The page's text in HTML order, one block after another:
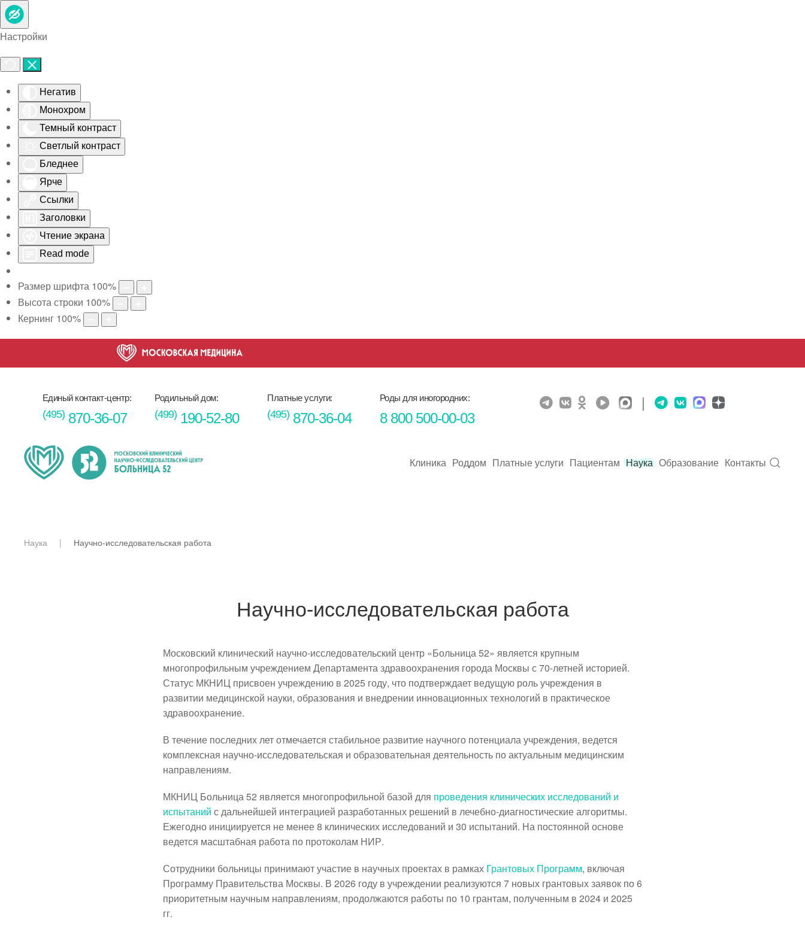
Настройки
Негатив
Монохром
Темный контраст
Светлый контраст
Бледнее
Ярче
Ссылки
Заголовки
Чтение экрана
Read mode
Размер шрифта 100%
Высота строки 100%
Кернинг 100%
Skip to main content
Единый контакт-центр:
(495)870-36-07
Родильный дом:
(499) 190-52-80
Платные услуги:
(495) 870-36-04
Роды для иногородних:
8 800 500-00-03
|
Клиника Роддом Платные услуги Пациентам Наука Образование Контакты
Наука Научно-исследовательская работа
Научно-исследовательская работа
Московский клинический научно-исследовательский центр «Больница 52» является крупным
многопрофильным учреждением Департамента здравоохранения города Москвы с 70-летней историей.
Статус МКНИЦ присвоен учреждению в 2025 году, что подтверждает ведущую роль учреждения в
развитии медицинской науки, образования и внедрении инновационных технологий в практическое
здравоохранение.
В течение последних лет отмечается стабильное развитие научного потенциала учреждения, ведется
комплексная научно-исследовательская и образовательная деятельность по актуальным медицинским
направлениям.
МКНИЦ Больница 52 является многопрофильной базой для проведения клинических исследований и
испытаний с дальнейшей интеграцией разработанных решений в лечебно-диагностические алгоритмы.
Ежегодно инициируется не менее 8 клинических исследований и 30 испытаний. На постоянной основе
ведется масштабная работа по протоколам НИР.
Сотрудники больницы принимаютучастие в научных проектах в рамках Грантовых Программ, включая
Программу Правительства Москвы. В 2026 году в учреждении реализуются 7 новых грантовых заявок по 6
приоритетным научным направлениям, продолжаются работы по 10 грантам, полученным в 2024 и 2025
гг.